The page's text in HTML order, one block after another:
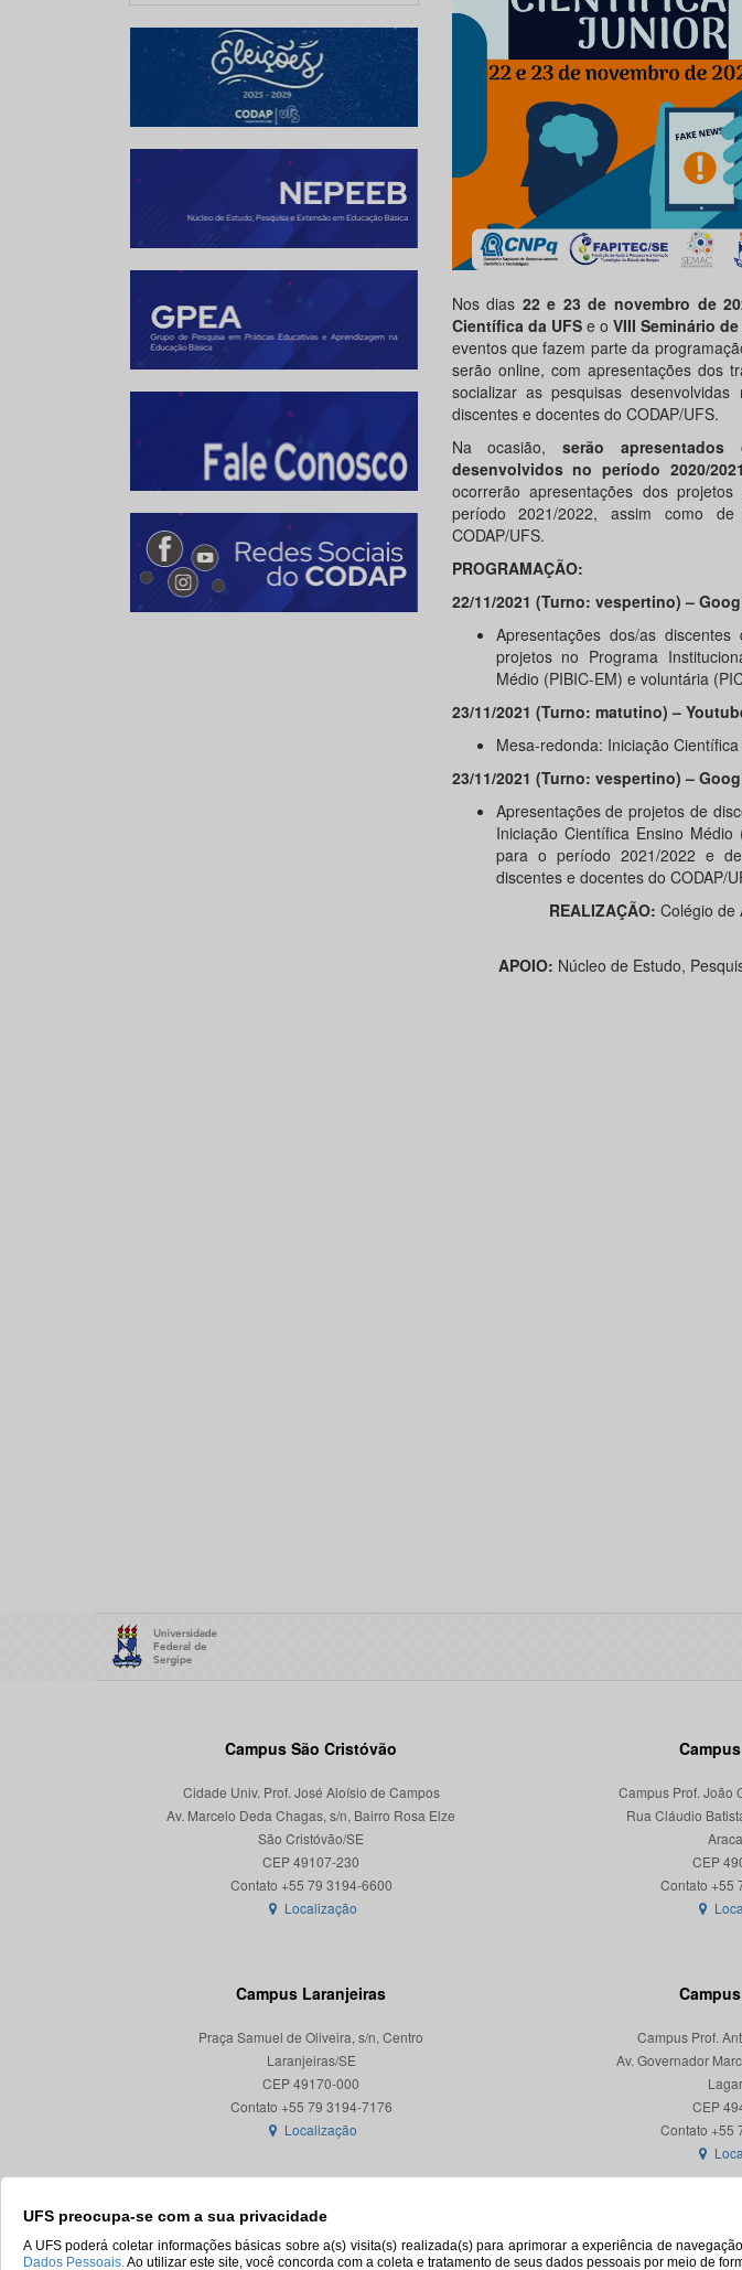
UFS preocupa-se com a sua privacidade
A UFS poderá coletar informações básicas sobre a(s) visita(s) realizada(s) para aprimorar a experiência de
Dados Pessoais.Ao utilizar este site, você concorda com a coleta e tratamento de seus dados pessoais por meio de
Nos dias 22 e 23 de novembro de
Científica da UFSe o VIII Seminário
eventos que fazem parte da
serão online, com apresentações dos
socializar as pesquisas
discentes e docentes do CODAP/UFS.
Na ocasião,serão
desenvolvidos no período 2020/2021
ocorrerão apresentações dos
período 2021/2022, assim como de
CODAP/UFS.
PROGRAMAÇÃO:
22/11/2021 (Turno: vespertino) –
Apresentações dos/as
projetos no Programa
Médio (PIBIC-EM) e voluntária
23/11/2021 (Turno: matutino) –
Mesa-redonda: Iniciação
23/11/2021 (Turno: vespertino) –
Apresentações de projetos de
Iniciação Científica Ensino
para o período 2021/2022 e
discentes e docentes do CODAP/
REALIZAÇÃO: Colégio de
APOIO: Núcleo de Estudo,
Campus São Cristóvão
Cidade Univ. Prof. José Aloísio de Campos
Av. Marcelo Deda Chagas, s/n, Bairro Rosa Elze
São Cristóvão/SE
CEP 49107-230
Localização
Campus Prof. João
Rua Cláudio
CEP
Campus Laranjeiras
Praça Samuel de Oliveira, s/n, Centro
Laranjeiras/SE
CEP 49170-000
Localização
Campus Prof.
Av. Governador
CEP